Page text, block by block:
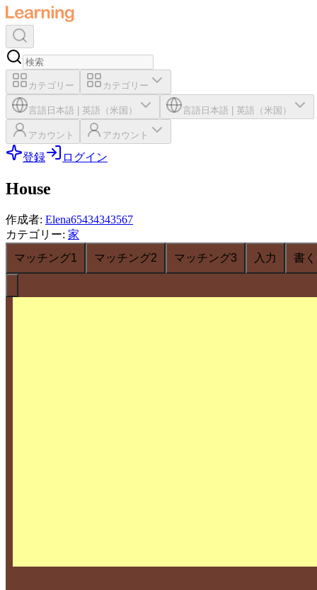
カテゴリー カテゴリー
言語 日本語 英語（米国） 言語 日本語 英語（米国）
アカウント アカウント
登録 ログイン
House
作成者: Elena65434343567
カテゴリー: 家
マッチング1
マッチング2 マッチング3 入力 書く